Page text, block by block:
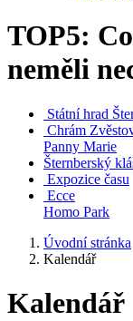
TOP5:
neměli
Státní hrad
Chrám
Panny Marie
Šternberský
Expozice času
Ecce
Homo Park
Úvodní stránka
Kalendář
Kalendář